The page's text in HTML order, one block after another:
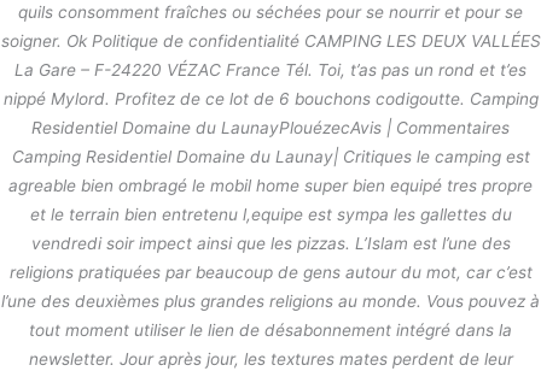
quils consomment fraîches ou séchées pour se nourrir et pour se
soigner. Ok Politique de confidentialité CAMPING LES DEUX VALLÉES
La Gare – F-24220 VÉZAC France Tél. Toi, t’as pas un rond et t’es
nippé Mylord. Profitez de ce lot de 6 bouchons codigoutte. Camping
Residentiel Domaine du LaunayPlouézecAvis | Commentaires
Camping Residentiel Domaine du Launay| Critiques le camping est
agreable bien ombragé le mobil home super bien equipé tres propre
et le terrain bien entretenu l,equipe est sympa les gallettes du
vendredi soir impect ainsi que les pizzas. L’Islam est l’une des
religions pratiquées par beaucoup de gens autour du mot, car c’est
l’une des deuxièmes plus grandes religions au monde. Vous pouvez à
tout moment utiliser le lien de désabonnement intégré dans la
newsletter. Jour après jour, les textures mates perdent de leur